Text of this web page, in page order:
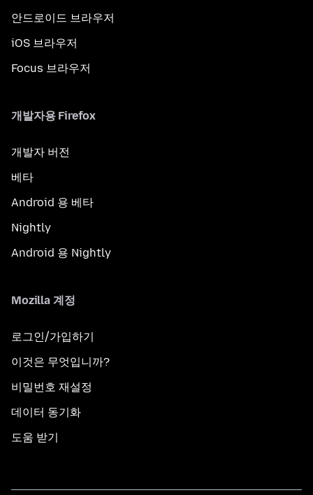
안드로이드 브라우저
iOS 브라우저
Focus 브라우저
개발자용 Firefox
개발자 버전
베타
Android 용 베타
Nightly
Android 용 Nightly
Mozilla 계정
로그인/가입하기
이것은 무엇입니까?
비밀번호 재설정
데이터 동기화
도움 받기